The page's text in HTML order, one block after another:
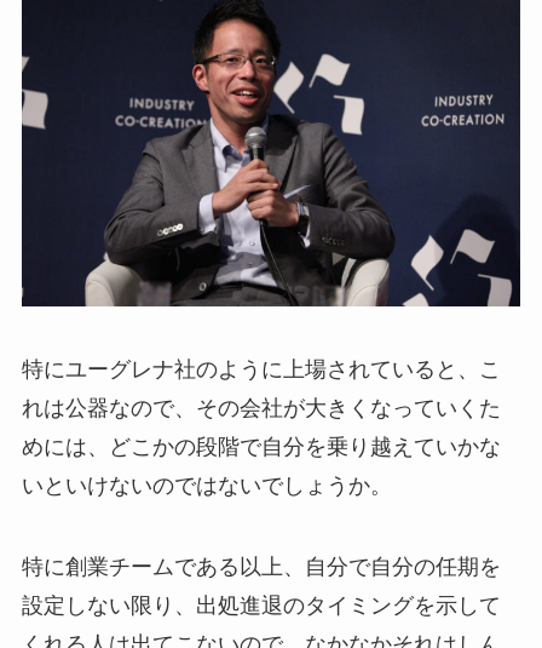
特にユーグレナ社のように上場されていると、こ
れは公器なので、その会社が大きくなっていくた
めには、どこかの段階で自分を乗り越えていかな
いといけないのではないでしょうか。
特に創業チームである以上、自分で自分の任期を
設定しない限り、出処進退のタイミングを示して